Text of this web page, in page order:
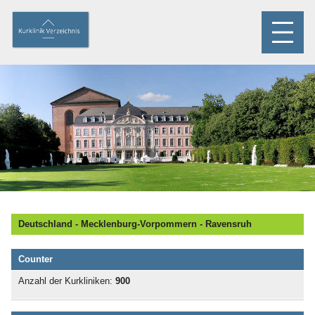
Deutschland - Mecklenburg-Vorpommern - Ravensruh
Counter
Anzahl der Kurkliniken: 900